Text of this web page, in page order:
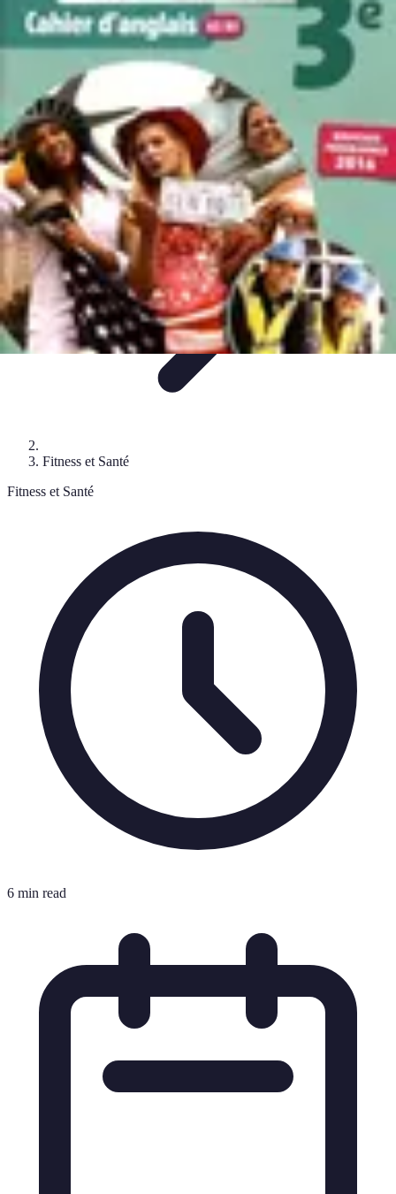
Best Sport Activities
Articles par activitéYogaInformatifConseils PratiquesSports
Aquatiques
Best Sport Activities
Fitness et Santé
Fitness et Santé
6 min read